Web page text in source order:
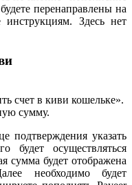
перенаправлены на
инструкциям. Здесь нет
счет в киви кошельке».
сумму.
подтверждения указать
будет осуществляться
сумма будет отображена
необходимо будет